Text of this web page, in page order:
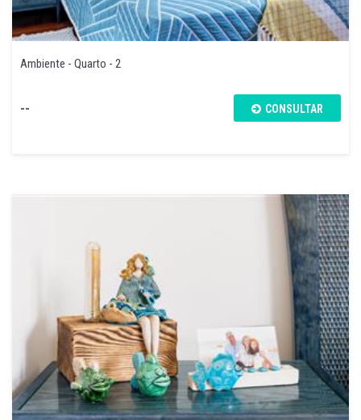
Ambiente - Quarto - 2
-- CONSULTAR